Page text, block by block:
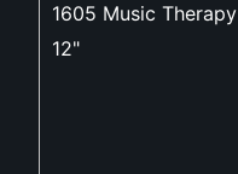
1605 Music Therapy
12"